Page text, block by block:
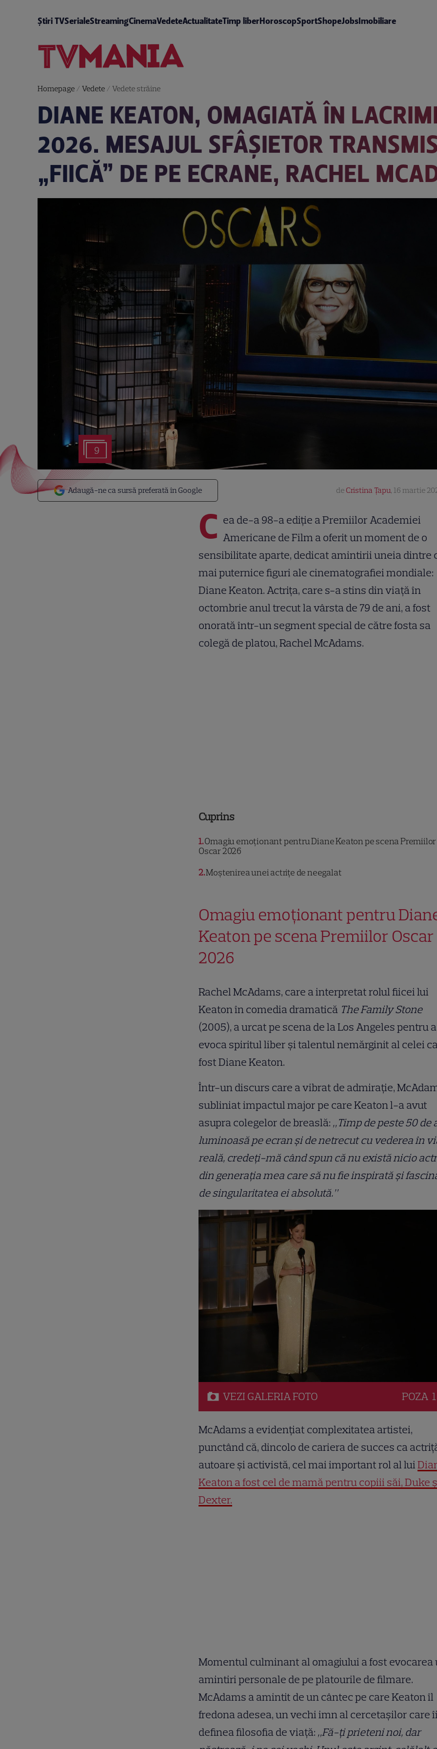
Știri TVSerialeStreamingCinemaVedeteActualitateTimp liberHoroscopSportShopeJobsImobiliare
Homepage/ Vedete/ Vedete străine
DIANE KEATON, OMAGIATĂ ÎN
2026. MESAJUL SFÂȘIETOR
„FIICĂ” DE PE ECRANE, RACHEL
9
Adaugă-ne ca sursă preferată în Google de Cristina Țapu, 16 martie
C ea de-a 98-a ediție a Premiilor Academiei
Americane de Film a oferit un moment de o
sensibilitate aparte, dedicat amintirii uneia dintre
mai puternice figuri ale cinematografiei mondiale:
Diane Keaton. Actrița, care s-a stins din viață în
octombrie anul trecut la vârsta de 79 de ani, a fost
onorată într-un segment special de către fosta sa
colegă de platou, Rachel McAdams.
Cuprins
1Omagiu emoționant pentru Diane Keaton pe scena Premiilor
Oscar 2026
2Moștenirea unei actrițe de neegalat
Omagiu emoționant pentru
Keaton pe scena Premiilor Oscar
2026
Rachel McAdams, care a interpretat rolul fiicei lui
Keaton în comedia dramatică The Family Stone
(2005), a urcat pe scena de la Los Angeles pentru a
evoca spiritul liber și talentul nemărginit al celei
fost Diane Keaton.
Într-un discurs care a vibrat de admirație,
subliniat impactul major pe care Keaton l-a avut
asupra colegelor de breaslă: „Timp de peste 50 de
luminoasă pe ecran și de netrecut cu vederea în
reală, credeți-mă când spun că nu există nicio
din generația mea care să nu fie inspirată și
de singularitatea ei absolută.”
VEZI GALERIAFOTO POZA
McAdams a evidențiat complexitatea artistei,
punctând că, dincolo de cariera de succes ca
autoare și activistă, cel mai important rol al lui
Keaton a fost cel de mamă pentru copiii săi, Duke
Dexter.
Momentul culminant al omagiului a fost evocarea
amintiri personale de pe platourile de filmare.
McAdams a amintit de un cântec pe care Keaton îl
fredona adesea, un vechi imn al cercetașilor care îi
definea filosofia de viață: „Fă-ți prieteni noi, dar